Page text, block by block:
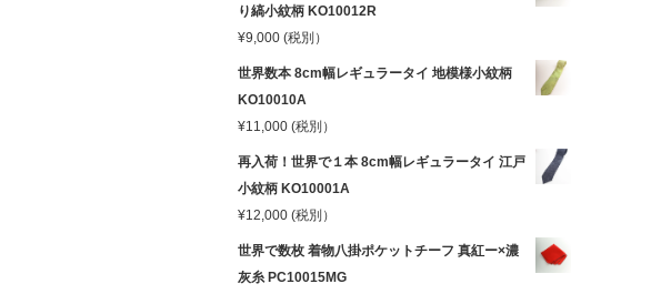
り縞小紋柄 KO10012R
¥9,000 (税別）
世界数本 8cm幅レギュラータイ 地模様小紋柄
KO10010A
¥11,000 (税別）
再入荷！世界で１本 8cm幅レギュラータイ 江戸
小紋柄 KO10001A
¥12,000 (税別）
世界で数枚 着物八掛ポケットチーフ 真紅ー×濃
灰糸 PC10015MG